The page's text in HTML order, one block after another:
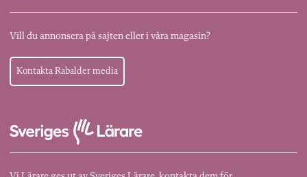
Vill du annonsera på sajten eller i våra magasin?
Kontakta Rabalder media